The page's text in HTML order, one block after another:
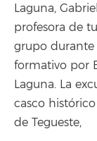
Laguna,
profesora de
grupo durante
formativo por
Laguna. La
casco
de Tegueste,